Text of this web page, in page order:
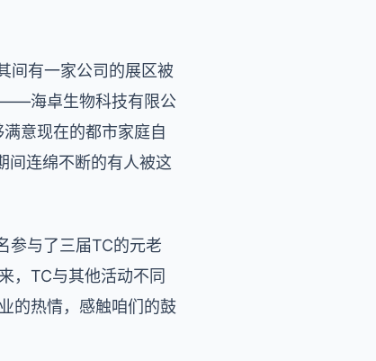
间有一家公司的展区被
——海卓生物科技有限公
意现在的都市家庭自
间连绵不断的有人被这
参与了三届TC的元老
，TC与其他活动不同
的热情，感触咱们的鼓